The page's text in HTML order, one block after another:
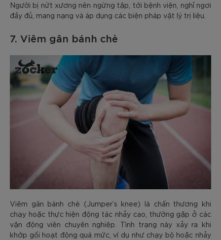
Người bị nứt xương nên ngừng tập, tới bệnh viện, nghỉ ngơi
đầy đủ, mang nạng và áp dụng các biện pháp vật lý trị liệu.
7. Viêm gân bánh chè
Viêm gân bánh chè (Jumper’s knee) là chấn thương khi
chạy hoặc thực hiện động tác nhảy cao, thường gặp ở các
vận động viên chuyên nghiệp. Tình trạng này xảy ra khi
khớp gối hoạt động quá mức, ví dụ như chạy bộ hoặc nhảy